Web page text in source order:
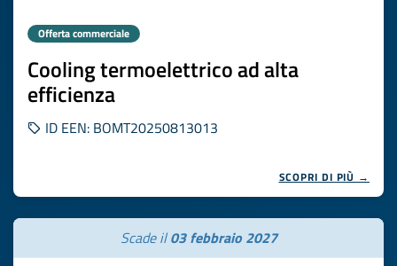
Offerta commerciale
Cooling termoelettrico ad alta
efficienza
ID EEN: BOMT20250813013
SCOPRI DI PIÙ →
Scade il03 febbraio 2027